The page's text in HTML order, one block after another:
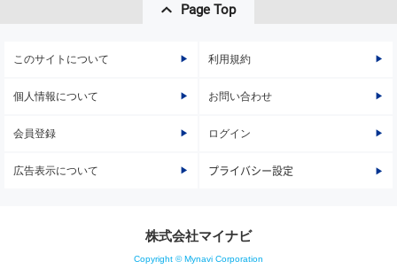
Page Top
このサイトについて 利用規約
個人情報について お問い合わせ
会員登録 ログイン
広告表示について プライバシー設定
株式会社マイナビ
Copyright © Mynavi Corporation